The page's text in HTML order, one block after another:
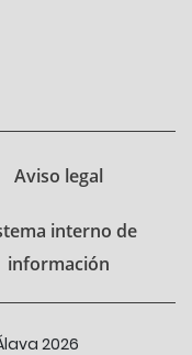
Aviso legal
interno de
información
2026